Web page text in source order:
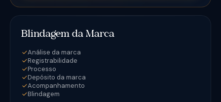
Blindagem da Marca
Análise da marca
Registrabilidade
Processo
Depósito da marca
Acompanhamento
Blindagem